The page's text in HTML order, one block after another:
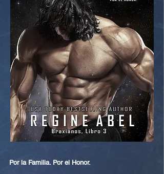
Por la Familia. Por el Honor.